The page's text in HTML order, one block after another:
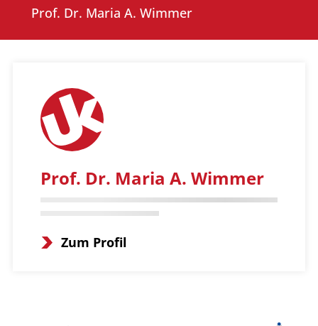
Prof. Dr. Maria A. Wimmer
Prof. Dr. Maria A. Wimmer
Zum Profil